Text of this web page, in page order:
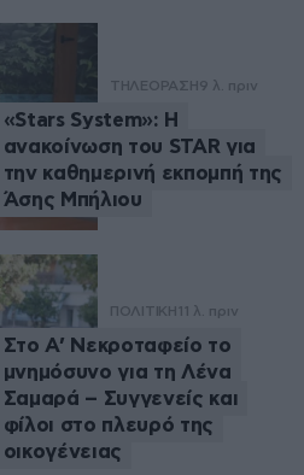
ΤΗΛΕΟΡΑΣΗ9 λ. πριν
«Stars System»: Η
ανακοίνωση του STAR για
την καθημερινή εκπομπή της
Άσης Μπήλιου
ΠΟΛΙΤΙΚΗ 11 λ. πριν
Στο Α’ Νεκροταφείο το
μνημόσυνο για τη Λένα
Σαμαρά – Συγγενείς και
φίλοι στο πλευρό της
οικογένειας